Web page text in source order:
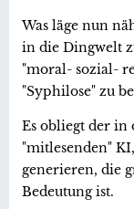
Was läge nun
in die Dingwelt
"moral- sozial-
"Syphilose" zu
Es obliegt der in
"mitlesenden"
generieren, die
Bedeutung ist.